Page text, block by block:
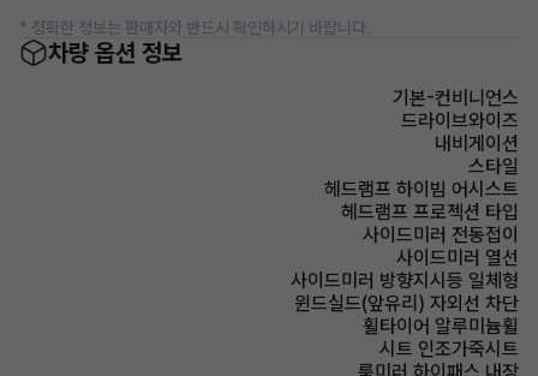
* 정확한 정보는 판매자와 반드시 확인하시기 바랍니다.
차량 옵션 정보
기본-컨비니언스
드라이브와이즈
내비게이션
스타일
헤드램프 하이빔 어시스트
헤드램프 프로젝션 타입
사이드미러 전동접이
사이드미러 열선
사이드미러 방향지시등 일체형
윈드실드(앞유리) 자외선 차단
휠타이어 알루미늄휠
시트 인조가죽시트